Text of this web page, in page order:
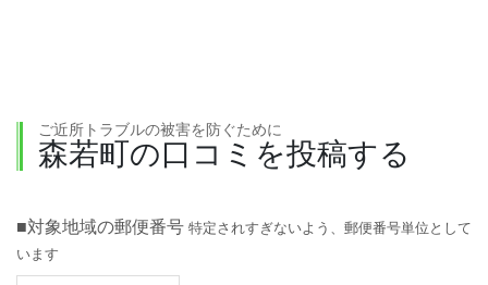
ご近所トラブルの被害を防ぐために
森若町の口コミを投稿する
■対象地域の郵便番号 特定されすぎないよう、郵便番号単位として
います